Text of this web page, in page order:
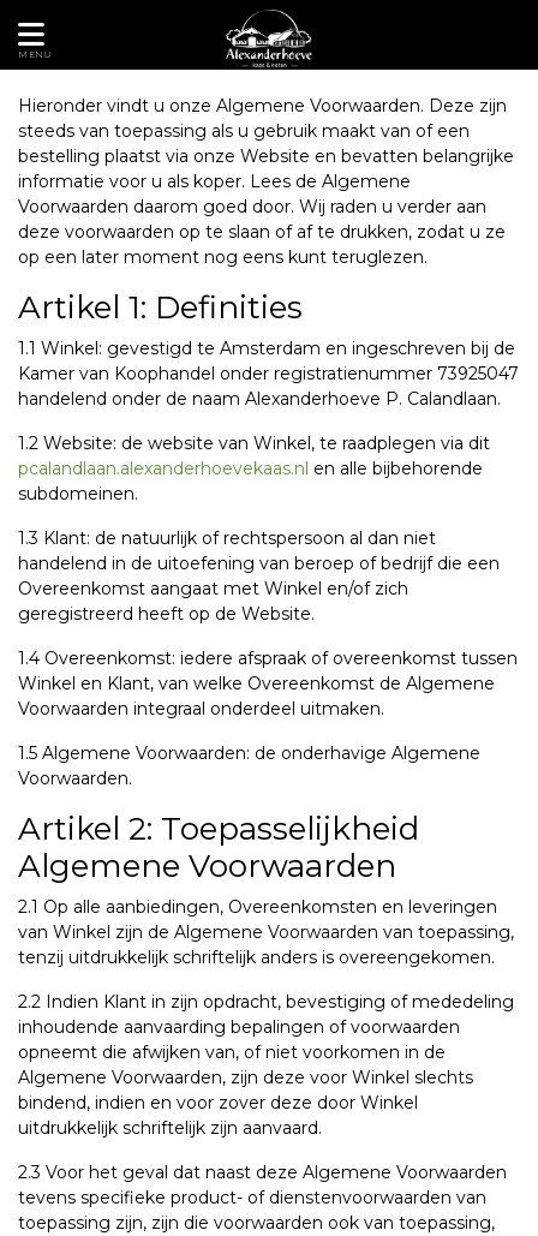
MENU
Hieronder vindt u onze Algemene Voorwaarden. Deze zijn
steeds van toepassing als u gebruik maakt van of een
bestelling plaatst via onze Website en bevatten belangrijke
informatie voor u als koper. Lees de Algemene
Voorwaarden daarom goed door. Wij raden u verder aan
deze voorwaarden op te slaan of af te drukken, zodat u ze
op een later moment nog eens kunt teruglezen.
Artikel 1: Definities
1.1 Winkel: gevestigd te Amsterdam en ingeschreven bij de
Kamer van Koophandel onder registratienummer 73925047
handelend onder de naam Alexanderhoeve P. Calandlaan.
1.2 Website: de website van Winkel, te raadplegen via dit
pcalandlaan.alexanderhoevekaas.nl en alle bijbehorende
subdomeinen.
1.3 Klant: de natuurlijk of rechtspersoon al dan niet
handelend in de uitoefening van beroep of bedrijf die een
Overeenkomst aangaat met Winkel en/of zich
geregistreerd heeft op de Website.
1.4 Overeenkomst: iedere afspraak of overeenkomst tussen
Winkel en Klant, van welke Overeenkomst de Algemene
Voorwaarden integraal onderdeel uitmaken.
1.5 Algemene Voorwaarden: de onderhavige Algemene
Voorwaarden.
Artikel 2: Toepasselijkheid
Algemene Voorwaarden
2.1 Op alle aanbiedingen, Overeenkomsten en leveringen
van Winkel zijn de Algemene Voorwaarden van toepassing,
tenzij uitdrukkelijk schriftelijk anders is overeengekomen.
2.2 Indien Klant in zijn opdracht, bevestiging of mededeling
inhoudende aanvaarding bepalingen of voorwaarden
opneemt die afwijken van, of niet voorkomen in de
Algemene Voorwaarden, zijn deze voor Winkel slechts
bindend, indien en voor zover deze door Winkel
uitdrukkelijk schriftelijk zijn aanvaard.
2.3 Voor het geval dat naast deze Algemene Voorwaarden
tevens specifieke product- of dienstenvoorwaarden van
toepassing zijn, zijn die voorwaarden ook van toepassing,